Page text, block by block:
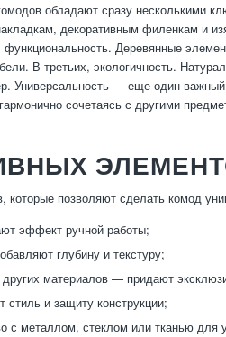
обладают сразу несколькими
декоративным филенкам и
Деревянные
В-третьих, экологичность.
Универсальность — еще один
сочетаясь с другими
позволяют сделать комод
эффект ручной работы;
глубину и текстуру;
материалов — придают
и защиту конструкции;
металлом, стеклом или тканью для